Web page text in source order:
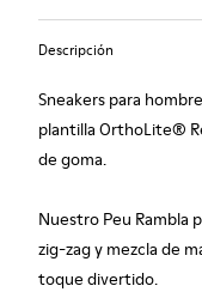
Descripción
Sneakers para
plantilla OrthoLite®
de goma.
Nuestro Peu Rambla
zig-zag y mezcla de
toque divertido.